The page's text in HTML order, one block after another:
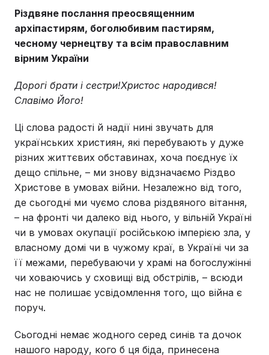
Різдвяне послання преосвященним
архіпастирям, боголюбивим пастирям,
чесному чернецтву та всім православним
вірним України
Дорогі брати і сестри!Христос народився!
Славімо Його!
Ці слова радості й надії нині звучать для
українських християн, які перебувають у дуже
різних життєвих обставинах, хоча поєднує їх
дещо спільне, – ми знову відзначаємо Різдво
Христове в умовах війни. Незалежно від того,
де сьогодні ми чуємо слова різдвяного вітання,
– на фронті чи далеко від нього, у вільній Україні
чи в умовах окупації російською імперією зла, у
власному домі чи в чужому краї, в Україні чи за
її межами, перебуваючи у храмі на богослужінні
чи ховаючись у сховищі від обстрілів, – всюди
нас не полишає усвідомлення того, що війна є
поруч.
Сьогодні немає жодного серед синів та дочок
нашого народу, кого б ця біда, принесена